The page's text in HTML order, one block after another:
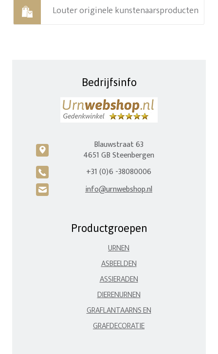
Louter originele kunstenaarsproducten
Bedrijfsinfo
c
Blauwstraat 63
4651 GB Steenbergen
A +31 (0)6 -38080006
H info@urnwebshop.nl
Productgroepen
URNEN
ASBEELDEN
ASSIERADEN
DIERENURNEN
GRAFLANTAARNS EN
GRAFDECORATIE